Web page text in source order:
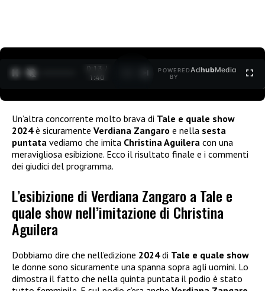
0:15 /
1:40
POWERED
BY
AdhubMedia
Un’altra concorrente molto brava di Tale e quale show
2024è sicuramente Verdiana Zangaro e nella sesta
puntata vediamo che imita Christina Aguilera con una
meravigliosa esibizione. Ecco il risultato finale e i commenti
dei giudici del programma.
L’esibizione di Verdiana Zangaro a Tale e
quale show nell’imitazione di Christina
Aguilera
Dobbiamo dire che nell’edizione 2024di Tale e quale show
le donne sono sicuramente una spanna sopra agli uomini. Lo
dimostra il fatto che nella quinta puntata il podio è stato